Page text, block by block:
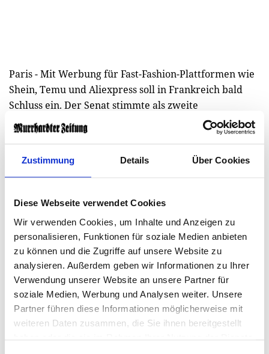
Zustimmung Details Über Cookies
Diese Webseite verwendet Cookies
Wir verwenden Cookies, um Inhalte und Anzeigen zu
personalisieren, Funktionen für soziale Medien anbieten
zu können und die Zugriffe auf unsere Website zu
analysieren. Außerdem geben wir Informationen zu Ihrer
Verwendung unserer Website an unsere Partner für
soziale Medien, Werbung und Analysen weiter. Unsere
Partner führen diese Informationen möglicherweise mit
weiteren Daten zusammen, die Sie ihnen bereitgestellt
Paris - Mit Werbung für Fast-Fashion-Plattformen wie
Shein, Temu und Aliexpress soll in Frankreich bald
Schluss ein. Der Senat stimmte als zweite
Parlamentskammer für ein entsprechendes Gesetz,
das Ultra-Fast-Fashion ausbremsen will. Konkret sieht
das Gesetz ein Werbeverbot zum Jahreswechsel vor.
Auch Influencer sollen keine Werbung mehr machen
Fast-Fashion-Branche in den Blick zu nehmen, richten
sich die Maßnahmen nun gezielt gegen "Ultra-Express-
Plattformen", wie es im Gesetzesvorschlag heißt.
Gemeint sind damit Firmen, die besonders viele
Produkte auf den Markt bringen, die so wenig kosten,
dass Verbraucherinnen und Verbraucher kaum einen
Anreiz haben, abgenutzte Ware zu reparieren.